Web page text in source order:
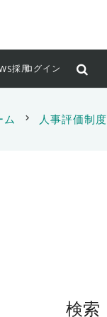
採用ログイン
ム chevron_right 人事評価制度
検索